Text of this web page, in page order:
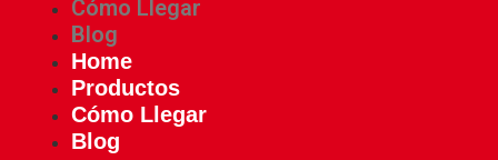
Cómo Llegar
Blog
Home
Productos
Cómo Llegar
Blog